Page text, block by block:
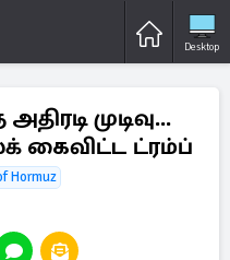
Desktop
முடிவு...
கைவிட்ட ட்ரம்ப்
Hormuz